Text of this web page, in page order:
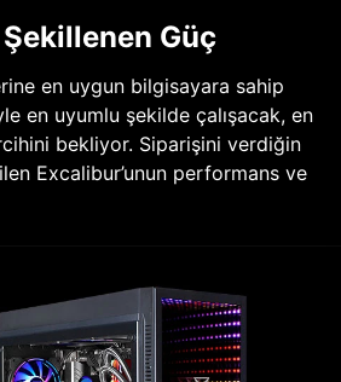
Güç
en uygun bilgisayara sahip
en uyumlu şekilde çalışacak, en
bekliyor. Siparişini verdiğin
Excalibur’unun performans ve